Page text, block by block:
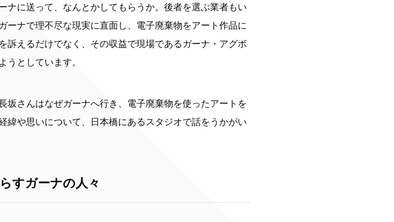
ナに送って、なんとかしてもらうか。後者を選ぶ業者もい
ーナで理不尽な現実に直面し、電子廃棄物をアート作品に
訴えるだけでなく、その収益で現場であるガーナ・アグボ
うとしています。
坂さんはなぜガーナへ行き、電子廃棄物を使ったアートを
緯や思いについて、日本橋にあるスタジオで話をうかがい
すガーナの人々